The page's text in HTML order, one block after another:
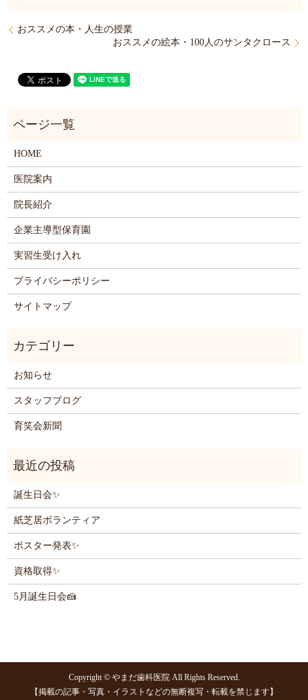
おススメの本・人生の授業
おススメの絵本・100人のサンタクロース
HOME
医院案内
院長紹介
企業主導型保育園
実習生受け入れ
プライバシーポリシー
サイトマップ
お知らせ
スタッフブログ
育笑会新聞
誕生日会✨
紙芝居ボランティア
ポスター発表✨
資格取得✨
5月誕生日会🍰
Copyright © やまだ歯科医院 All Rights Reserved.
【掲載の記事・写真・イラストなどの無断複写・転載を禁じます】